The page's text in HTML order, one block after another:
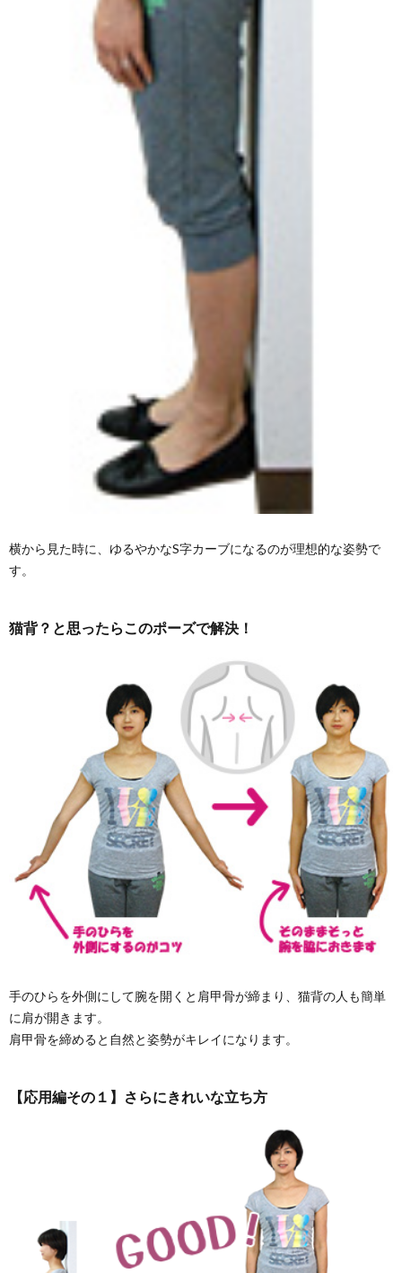
横から見た時に、ゆるやかなS字カーブになるのが理想的な姿勢で
す。
猫背？と思ったらこのポーズで解決！
手のひらを外側にして腕を開くと肩甲骨が締まり、猫背の人も簡単
に肩が開きます。
肩甲骨を締めると自然と姿勢がキレイになります。
【応用編その１】さらにきれいな立ち方